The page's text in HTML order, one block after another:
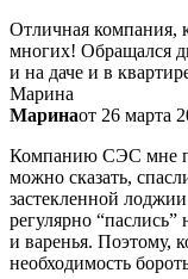
Отличная компания,
многих! Обращался
и на даче и в
Марина
Маринаот 26 марта
Компанию СЭС мне
можно сказать,
застекленной
регулярно “паслись”
и варенья. Поэтому,
необходимость